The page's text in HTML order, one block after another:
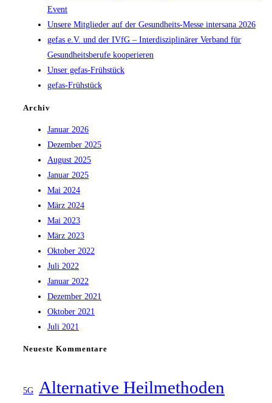
Event
Unsere Mitglieder auf der Gesundheits-Messe intersana 2026
gefas e.V. und der IVfG – Interdisziplinärer Verband für
Gesundheitsberufe kooperieren
Unser gefas-Frühstück
gefas-Frühstück
Archiv
Januar 2026
Dezember 2025
August 2025
Januar 2025
Mai 2024
März 2024
Mai 2023
März 2023
Oktober 2022
Juli 2022
Januar 2022
Dezember 2021
Oktober 2021
Juli 2021
Neueste Kommentare
5G Alternative Heilmethoden